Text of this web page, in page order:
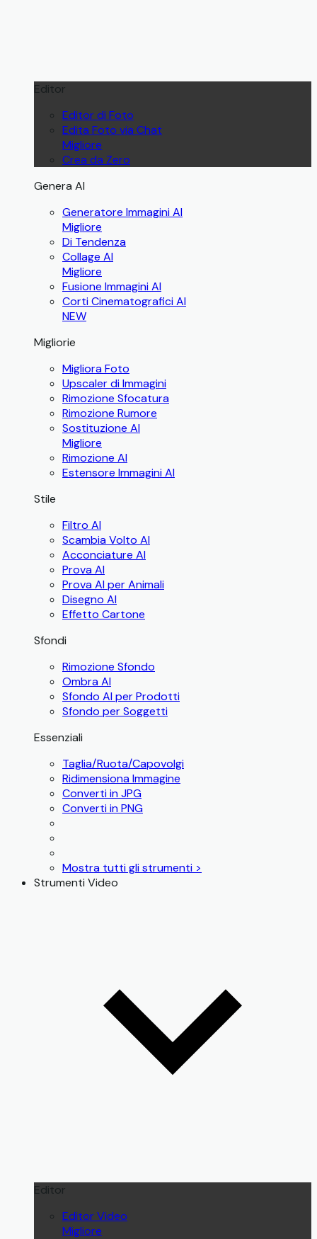
Editor
Editor di Foto
Edita Foto via Chat
Migliore
Crea da Zero
Genera AI
Generatore Immagini AI
Migliore
Di Tendenza
Collage AI
Migliore
Fusione Immagini AI
Corti Cinematografici AI
NEW
Migliorie
Migliora Foto
Upscaler di Immagini
Rimozione Sfocatura
Rimozione Rumore
Sostituzione AI
Migliore
Rimozione AI
Estensore Immagini AI
Stile
Filtro AI
Scambia Volto AI
Acconciature AI
Prova AI
Prova AI per Animali
Disegno AI
Effetto Cartone
Sfondi
Rimozione Sfondo
Ombra AI
Sfondo AI per Prodotti
Sfondo per Soggetti
Essenziali
Taglia/Ruota/Capovolgi
Ridimensiona Immagine
Converti in JPG
Converti in PNG
Mostra tutti gli strumenti >
Strumenti Video
Editor
Editor Video
Migliore